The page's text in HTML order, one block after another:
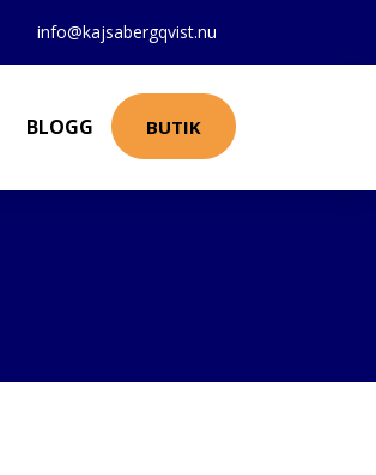
info@kajsabergqvist.nu
BLOGG BUTIK